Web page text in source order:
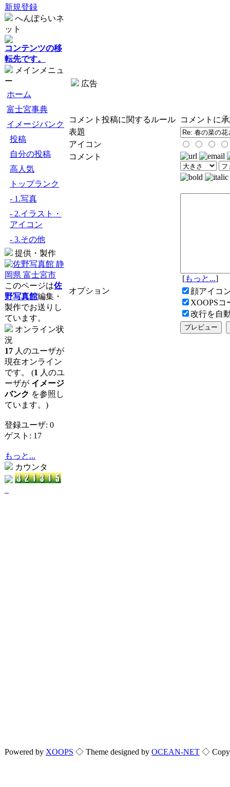
新規登録
へんぽらいネ
ット
コンテンツの移
転先です。
メインメニュ
ー
ホーム
富士宮事典
イメージバンク
投稿
自分の投稿
高人気
トップランク
- 1.写真
- 2.イラスト・
アイコン
- 3.その他
提供・製作
このページは佐
野写真館編集・
製作でお送りし
ています。
オンライン状
況
17 人のユーザが
現在オンライン
です。 (1 人のユ
ーザが イメージ
バンク を参照し
ています。)
登録ユーザ: 0
ゲスト: 17
もっと...
カウンタ
広告
コメント投稿に関するルール
コメントに
表題
アイコン
コメント
[もっと...]
オプション
顔アイコ
XOOPSコ
改行を自
Powered by XOOPS ◇ Theme designed by OCEAN-NET ◇